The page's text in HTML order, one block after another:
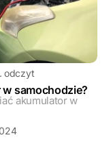
odczyt
samochodzie?
akumulator w